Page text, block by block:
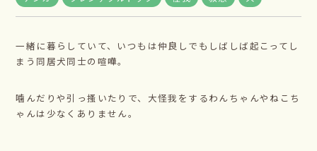
一緒に暮らしていて、いつもは仲良しでもしばしば起こってし
まう同居犬同士の喧嘩。
噛んだりや引っ搔いたりで、大怪我をするわんちゃんやねこち
ゃんは少なくありません。